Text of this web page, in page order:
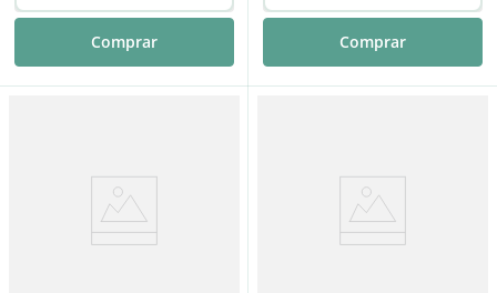
Comprar Comprar